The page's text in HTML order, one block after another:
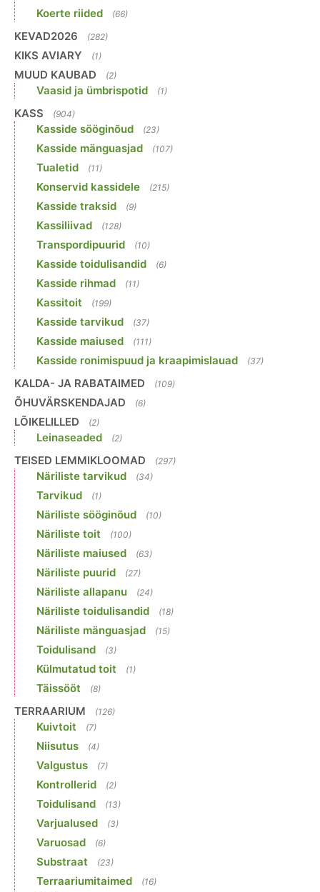
Koerte riided
(66)
KEVAD2026 (282)
KIKS AVIARY (1)
MUUD KAUBAD (2)
Vaasid ja ümbrispotid (1)
KASS (904)
Kasside sööginõud (23)
Kasside mänguasjad (107)
Tualetid (11)
Konservid kassidele (215)
Kasside traksid (9)
Kassiliivad (128)
Transpordipuurid (10)
Kasside toidulisandid (6)
Kasside rihmad (11)
Kassitoit (199)
Kasside tarvikud (37)
Kasside maiused (111)
Kasside ronimispuud ja kraapimislauad (37)
KALDA- JA RABATAIMED (109)
ÕHUVÄRSKENDAJAD (6)
LÕIKELILLED (2)
Leinaseaded (2)
TEISED LEMMIKLOOMAD (297)
Näriliste tarvikud (34)
Tarvikud (1)
Näriliste sööginõud (10)
Näriliste toit (100)
Näriliste maiused (63)
Näriliste puurid (27)
Näriliste allapanu (24)
Näriliste toidulisandid (18)
Näriliste mänguasjad (15)
Toidulisand (3)
Külmutatud toit (1)
Täissööt (8)
TERRAARIUM (126)
Kuivtoit (7)
Niisutus (4)
Valgustus (7)
Kontrollerid (2)
Toidulisand (13)
Varjualused (3)
Varuosad (6)
Substraat (23)
Terraariumitaimed (16)